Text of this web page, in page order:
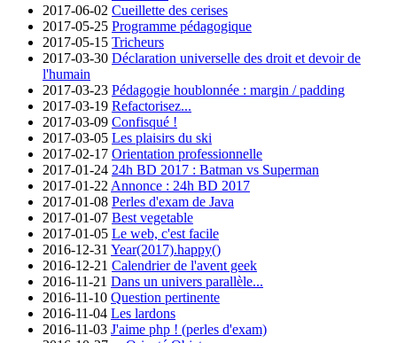
2017-06-02 Cueillette des cerises
2017-05-25 Programme pédagogique
2017-05-15 Tricheurs
2017-03-30 Déclaration universelle des droit et devoir de
l'humain
2017-03-23 Pédagogie houblonnée : margin / padding
2017-03-19 Refactorisez...
2017-03-09 Confisqué !
2017-03-05 Les plaisirs du ski
2017-02-17 Orientation professionnelle
2017-01-24 24h BD 2017 : Batman vs Superman
2017-01-22 Annonce : 24h BD 2017
2017-01-08 Perles d'exam de Java
2017-01-07 Best vegetable
2017-01-05 Le web, c'est facile
2016-12-31 Year(2017).happy()
2016-12-21 Calendrier de l'avent geek
2016-11-21 Dans un univers parallèle...
2016-11-10 Question pertinente
2016-11-04 Les lardons
2016-11-03 J'aime php ! (perles d'exam)